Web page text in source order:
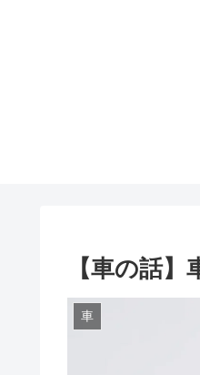
【車の話
車